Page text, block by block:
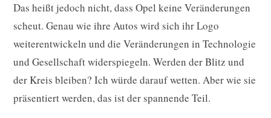
Das heißt jedoch nicht, dass Opel keine Veränderungen
scheut. Genau wie ihre Autos wird sich ihr Logo
weiterentwickeln und die Veränderungen in Technologie
und Gesellschaft widerspiegeln. Werden der Blitz und
der Kreis bleiben? Ich würde darauf wetten. Aber wie sie
präsentiert werden, das ist der spannende Teil.